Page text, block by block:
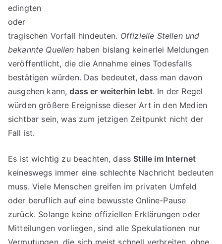
edingten
oder
tragischen Vorfall hindeuten. Offizielle Stellen und
bekannte Quellen haben bislang keinerlei Meldungen
veröffentlicht, die die Annahme eines Todesfalls
bestätigen würden. Das bedeutet, dass man davon
ausgehen kann,dass er weiterhin lebt. In der Regel
würden größere Ereignisse dieser Art in den Medien
sichtbar sein, was zum jetzigen Zeitpunkt nicht der
Fall ist.
Es ist wichtig zu beachten, dass Stille im Internet
keineswegs immer eine schlechte Nachricht bedeuten
muss. Viele Menschen greifen im privaten Umfeld
oder beruflich auf eine bewusste Online-Pause
zurück. Solange keine offiziellen Erklärungen oder
Mitteilungen vorliegen, sind alle Spekulationen nur